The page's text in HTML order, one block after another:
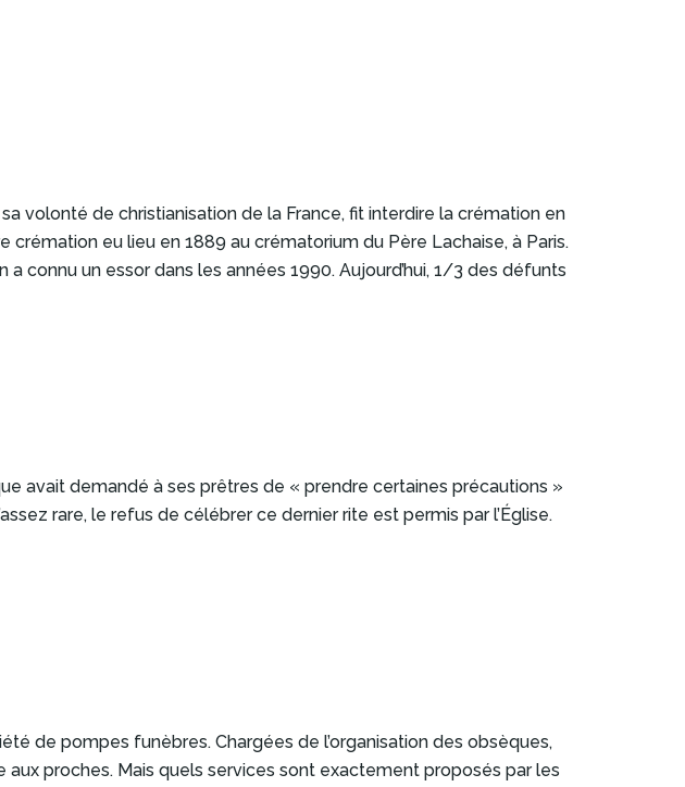
volonté de christianisation de la France, fit interdire la crémation en
crémation eu lieu en 1889 au crématorium du Père Lachaise, à Paris.
connu un essor dans les années 1990. Aujourd’hui, 1/3 des défunts
avait demandé à ses prêtres de « prendre certaines précautions »
rare, le refus de célébrer ce dernier rite est permis par l’Église.
de pompes funèbres. Chargées de l’organisation des obsèques,
proches. Mais quels services sont exactement proposés par les